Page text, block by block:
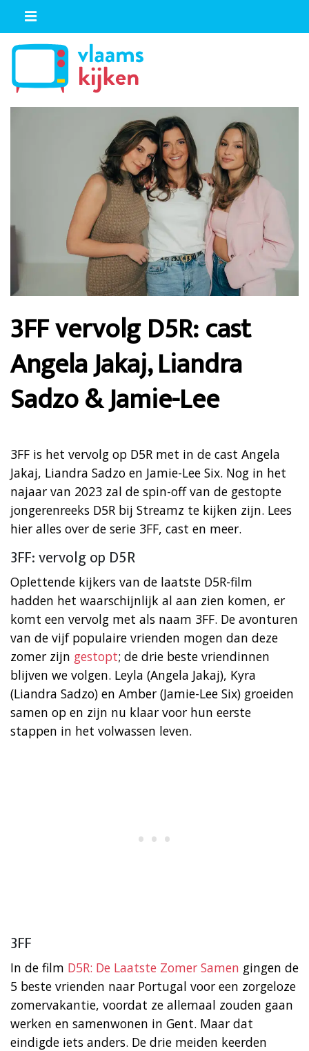
3FF vervolg D5R: cast
Angela Jakaj, Liandra
Sadzo & Jamie-Lee
3FF is het vervolg op D5R met in de cast Angela
Jakaj, Liandra Sadzo en Jamie-Lee Six. Nog in het
najaar van 2023 zal de spin-off van de gestopte
jongerenreeks D5R bij Streamz te kijken zijn. Lees
hier alles over de serie 3FF, cast en meer.
3FF: vervolg op D5R
Oplettende kijkers van de laatste D5R-film
hadden het waarschijnlijk al aan zien komen, er
komt een vervolg met als naam 3FF. De avonturen
van de vijf populaire vrienden mogen dan deze
zomer zijn gestopt; de drie beste vriendinnen
blijven we volgen. Leyla (Angela Jakaj), Kyra
(Liandra Sadzo) en Amber (Jamie-Lee Six) groeiden
samen op en zijn nu klaar voor hun eerste
stappen in het volwassen leven.
3FF
In de film D5R: De Laatste Zomer Samen gingen de
5 beste vrienden naar Portugal voor een zorgeloze
zomervakantie, voordat ze allemaal zouden gaan
werken en samenwonen in Gent. Maar dat
eindigde iets anders. De drie meiden keerden